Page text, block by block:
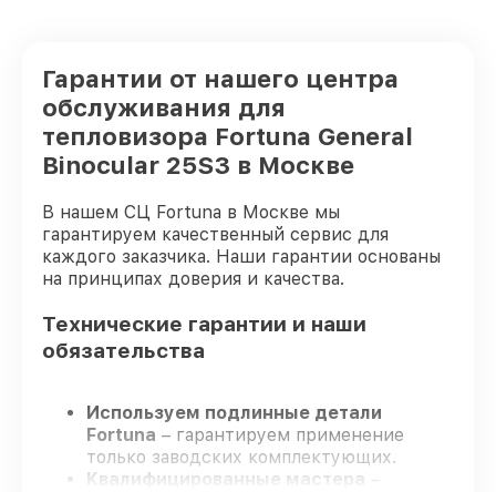
Гарантии от нашего центра
обслуживания для
тепловизора Fortuna General
Binocular 25S3 в Москве
В нашем СЦ Fortuna в Москве мы
гарантируем качественный сервис для
каждого заказчика. Наши гарантии основаны
на принципах доверия и качества.
Технические гарантии и наши
обязательства
Используем подлинные детали
Fortuna – гарантируем применение
только заводских комплектующих.
Квалифицированные мастера